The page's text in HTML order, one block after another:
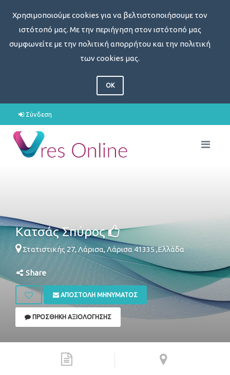
Χρησιμοποιούμε cookies για να βελτιστοποιήσουμε τον
ιστότοπό μας. Με την περιήγηση στον ιστότοπό μας
συμφωνείτε με την πολιτική απορρήτου και την πολιτική
των cookies μας.
OK
Σύνδεση
Κατσάς Σπύρος
Στατιστικής 27,Λάρισα,Λάρισα 41335,Ελλάδα
Share
ΑΠΟΣΤΟΛΉ ΜΗΝΎΜΑΤΟΣ
ΠΡΟΣΘΉΚΗ ΑΞΙΟΛΌΓΗΣΗΣ